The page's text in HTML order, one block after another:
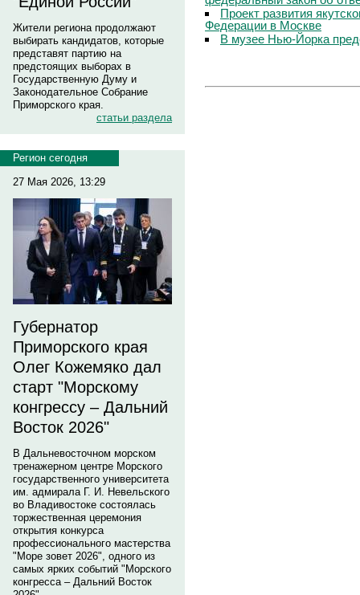
Жители региона продолжают
выбирать кандидатов, которые
представят партию на
предстоящих выборах в
Государственную Думу и
Законодательное Собрание
Приморского края.
статьи раздела
Регион сегодня
27 Мая 2026, 13:29
Губернатор
Приморского края
Олег Кожемяко дал
старт "Морскому
конгрессу – Дальний
Восток 2026"
В Дальневосточном морском
тренажерном центре Морского
государственного университета
им. адмирала Г. И. Невельского
во Владивостоке состоялась
торжественная церемония
открытия конкурса
профессионального мастерства
"Море зовет 2026", одного из
самых ярких событий "Морского
конгресса – Дальний Восток
Проект развития
Федерации в Москве
В музее Нью-Йорка